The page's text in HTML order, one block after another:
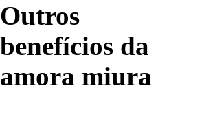
Outros
benefícios da
amora miura